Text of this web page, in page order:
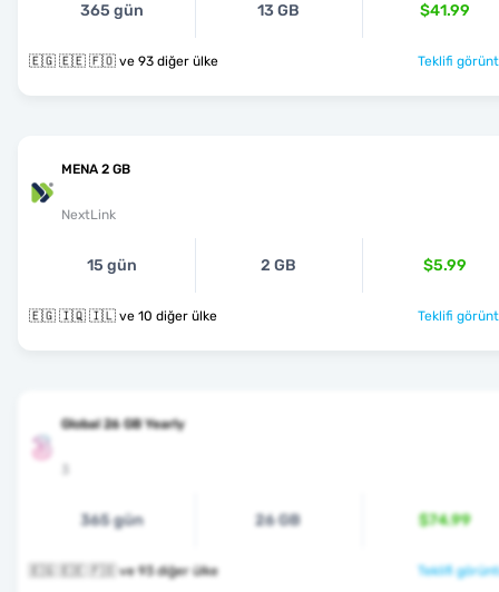
365 gün 13 GB $41.99
🇪🇬 🇪🇪 🇫🇴 ve 93 diğer ülke Teklifi
MENA 2 GB
NextLink
15 gün 2 GB $5.99
🇪🇬 🇮🇶 🇮🇱 ve 10 diğer ülke Teklifi
Global 26 GB Yearly
365 gün 26 GB $74.99
🇪🇬 🇪🇪 🇫🇴 ve 93 diğer ülke Teklifi